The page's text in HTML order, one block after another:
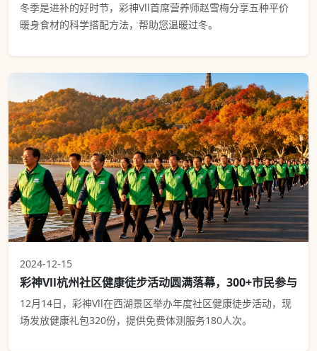
冬季是进补的好时节，彩神Vll首席营养师赵雪梅分享五种平价
暖身食材的科学搭配方法，帮助您温暖过冬。
2024-12-15
彩神Vll杭州社区健康徒步活动圆满落幕，300+市民参与
12月14日，彩神Vll在西湖景区举办年度社区健康徒步活动，现
场发放健康礼包320份，提供免费体测服务180人次。